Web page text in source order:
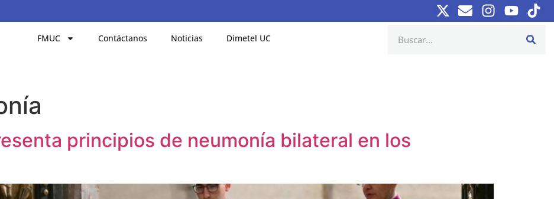
FMUC Contáctanos Noticias Dimetel UC
principios de neumonía bilateral en los